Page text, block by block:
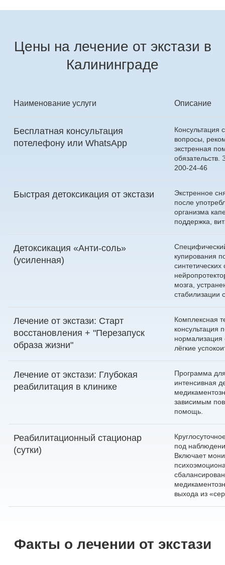
Цены на лечение от экстази в
Калининграде
Наименование услуги Описание
Бесплатная консультация
потелефону или WhatsApp
Консультация
вопросы,
экстренная
200-24-46
Быстрая детоксикация от экстази
Экстренное
после
организма
поддержка,
Детоксикация «Анти-соль»
(усиленная)
купирования
мозга,
стабилизации
Лечение от экстази: Старт
восстановления + "Перезапуск
образа жизни"
Комплексная
консультация
лёгкие
Лечение от экстази: Глубокая
реабилитация в клинике
Программа для
интенсивная
зависимым
помощь.
Реабилитационный стационар
(сутки)
под
Включает
выхода из
Факты о лечении от экстази